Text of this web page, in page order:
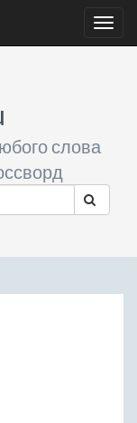
слова